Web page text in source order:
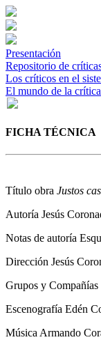
Presentación
Repositorio de
Los críticos en el
El mundo de la crítica
FICHA TÉCNICA
Título obra Justos
Autoría Jesús
Notas de autoría
Dirección Jesús
Grupos y Compañías
Escenografía Edén
Música Armando